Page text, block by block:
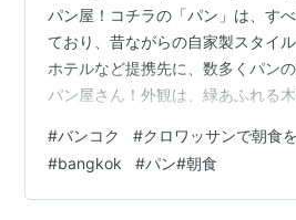
パン屋！コチラの「パン」は、す
ており、昔ながらの自家製スタイ
ホテルなど提携先に、数多くパン
パン屋さん！外観は、緑あふれる
にもくつろげる緑豊かな場所はな
しょう〜ペットフレンドリーもあ
絶対行くべき！だと思うベーカリ
#バンコク #クロワッサンで朝食を
#bangkok #パン#朝食